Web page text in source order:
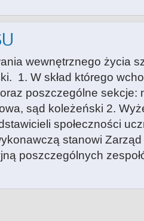
wewnętrznego życia
1. W skład którego
poszczególne sekcje:
sąd koleżeński 2.
społeczności
stanowi
poszczególnych